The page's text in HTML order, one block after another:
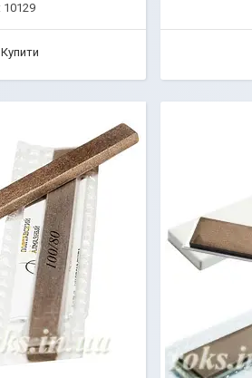
10129
Купити